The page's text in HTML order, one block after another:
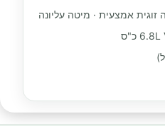
זוגית אמצעית · מיטה עליונה